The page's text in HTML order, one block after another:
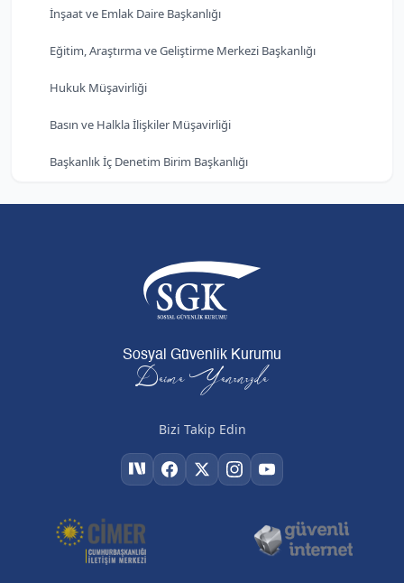
İnşaat ve Emlak Daire Başkanlığı
Eğitim, Araştırma ve Geliştirme Merkezi Başkanlığı
Hukuk Müşavirliği
Basın ve Halkla İlişkiler Müşavirliği
Başkanlık İç Denetim Birim Başkanlığı
Sosyal Güvenlik Kurumu
Daima Yanınızda
Bizi Takip Edin